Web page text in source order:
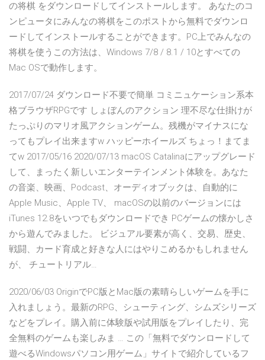
の将棋 をダウンロードしてインストールします。 あなたのコ
ンピュータにみんなの将棋をこのポストから無料でダウンロ
ードしてインストールすることができます。PC上でみんなの
将棋を使うこの方法は、Windows 7/8 / 8.1 / 10とすべての
Mac OSで動作します。
2017/07/24 ダウンロード不要で簡単 コミニュケーション系本
格ブラウザRPGです しょぼんのアクション 理不尽な仕掛けが
たっぷりのマリオ風アクションゲーム。残機がマイナスにな
ってもプレイ出来ますw ハッピーホイールズ ちょっ！まてま
てw 2017/05/16 2020/07/13 macOS Catalinaにアップグレード
して、まったく新しいエンターテインメント体験を。あなた
の音楽、映画、Podcast、オーディオブックは、自動的に
Apple Music、Apple TV、 macOSの以前のバージョンには
iTunes 12.8をいつでもダウンロードでき PCゲームの懐かしさ
から遊んでみました。 ビジュアル要素が高く、交易、歴史、
戦闘、カード育成と好きな人にはやりこめるかもしれません
が、 チュートリアル…
2020/06/03 OriginでPC版とMac版の素晴らしいゲームを手に
入れましょう。最新のRPG、シューティング、シムズシリーズ
などをプレイ。購入前に体験版や試用版をプレイしたり、完
全無料のゲームも楽しみま … この「無料でダウンロードして
遊べるWindowsパソコン用ゲーム」サイトで紹介しているフ